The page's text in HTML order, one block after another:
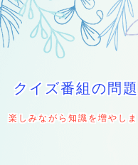
クイズ番組の問
楽しみながら知識を増やしま